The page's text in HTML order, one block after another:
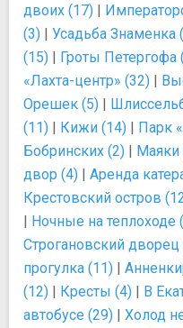
двоих (17) |
(3) | Усадьба Знаменка
(15) | Гроты Петергофа
«Лахта-центр» (32) |
Орешек (5) |
(11) | Кижи (14) | Парк
Бобринских (2) | Маяки
двор (4) | Аренда
Крестовский остров
| Ночные на теплоходе
Строгановский дворец
прогулка (11) |
(12) | Кресты (4) | В
автобусе (29) | Холод